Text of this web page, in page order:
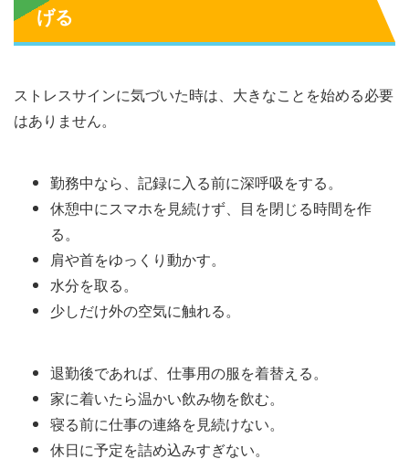
げる
ストレスサインに気づいた時は、大きなことを始める必要
はありません。
勤務中なら、記録に入る前に深呼吸をする。
休憩中にスマホを見続けず、目を閉じる時間を作
る。
肩や首をゆっくり動かす。
水分を取る。
少しだけ外の空気に触れる。
退勤後であれば、仕事用の服を着替える。
家に着いたら温かい飲み物を飲む。
寝る前に仕事の連絡を見続けない。
休日に予定を詰め込みすぎない。